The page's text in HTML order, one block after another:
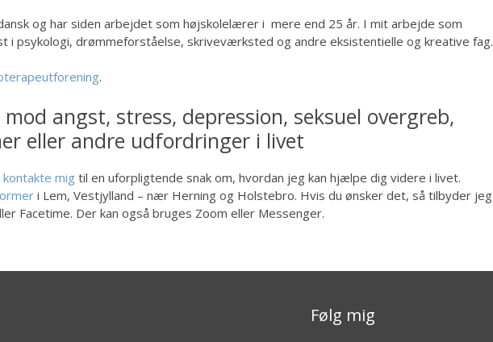
og har siden arbejdet som højskolelærer i mere end 25 år. I mit arbejde som
i psykologi, drømmeforståelse, skriveværksted og andre eksistentielle og kreative fag.
.
angst, stress, depression, seksuel overgreb,
eller andre udfordringer i livet
kontakte mig til en uforpligtende snak om, hvordan jeg kan hjælpe dig videre i livet.
i Lem, Vestjylland – nær Herning og Holstebro. Hvis du ønsker det, så tilbyder jeg
Facetime. Der kan også bruges Zoom eller Messenger.
Følg mig